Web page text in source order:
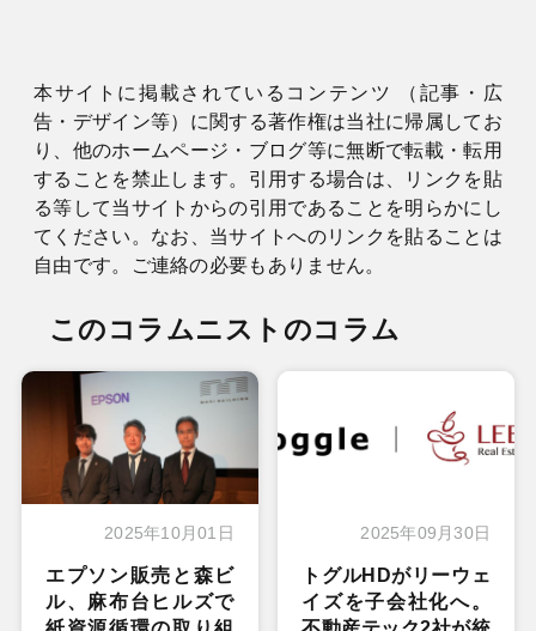
本サイトに掲載されているコンテンツ （記事・広
告・デザイン等）に関する著作権は当社に帰属してお
り、他のホームページ・ブログ等に無断で転載・転用
することを禁止します。引用する場合は、リンクを貼
る等して当サイトからの引用であることを明らかにし
てください。なお、当サイトへのリンクを貼ることは
自由です。ご連絡の必要もありません。
このコラムニストのコラム
2025年10月01日
エプソン販売と森ビ
ル、麻布台ヒルズで
2025年09月30日
トグルHDがリーウェ
イズを子会社化へ。